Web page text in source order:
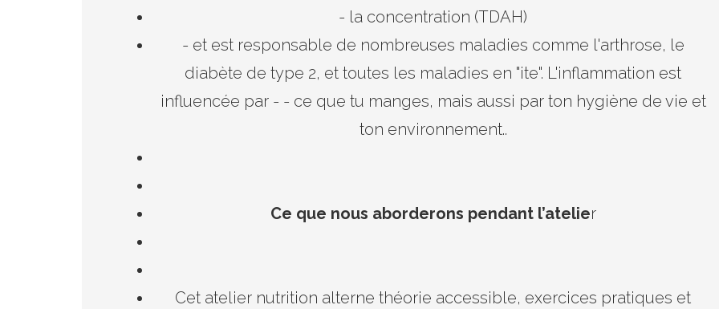
- la concentration (TDAH)
- et est responsable de nombreuses maladies comme l'arthrose, le
diabète de type 2, et toutes les maladies en "ite". L'inflammation est
influencée par - - ce que tu manges, mais aussi par ton hygiène de vie et
ton environnement..
Ce que nous aborderons pendant l’atelier
Cet atelier nutrition alterne théorie accessible, exercices pratiques et